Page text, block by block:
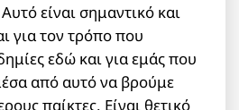
είναι σημαντικό και
για τον τρόπο που
εδώ και για εμάς που
από αυτό να βρούμε
παίκτες. Είναι θετικό